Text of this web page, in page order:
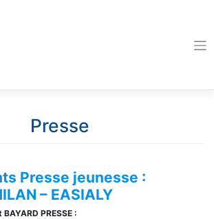
Presse
Presse jeunesse :
– EASIALY
PRESSE :